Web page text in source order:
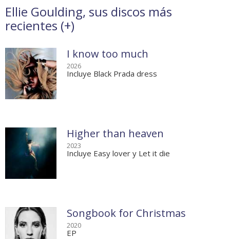
Ellie Goulding, sus discos más
recientes (+)
I know too much
2026
Incluye Black Prada dress
Higher than heaven
2023
Incluye Easy lover y Let it die
Songbook for Christmas
2020
EP